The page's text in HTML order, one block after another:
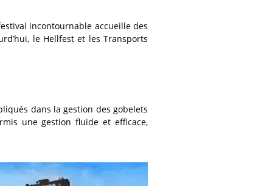
incontournable accueille des
le Hellfest et les Transports
dans la gestion des gobelets
une gestion fluide et efficace,